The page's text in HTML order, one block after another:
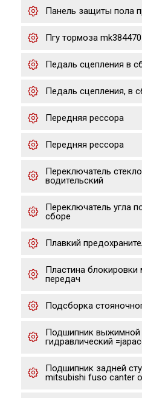
Панель защиты пола
Пгу тормоза
Педаль сцепления в
Педаль сцепления, в
Передняя рессора
Передняя рессора
Переключатель
водительский
Переключатель угла
сборе
Плавкий
Пластина блокировки
передач
Подсборка
Подшипник
гидравлический
Подшипник задней
mitsubishi fuso canter